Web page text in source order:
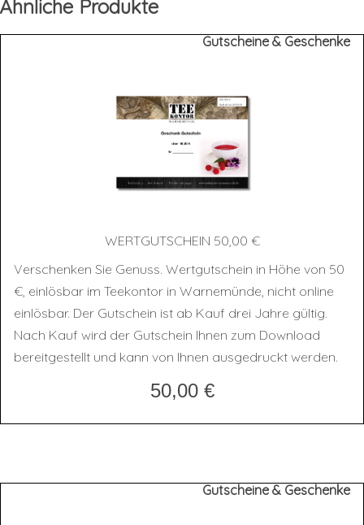
Ähnliche Produkte
Gutscheine & Geschenke
WERT­GUT­SCHEIN 50,00 €
Verschenken Sie Genuss. Wertgutschein in Höhe von 50
€, einlösbar im Teekontor in Warnemünde, nicht online
einlösbar. Der Gutschein ist ab Kauf drei Jahre gültig.
Nach Kauf wird der Gutschein Ihnen zum Download
bereitgestellt und kann von Ihnen ausgedruckt werden.
50,00 €
Gutscheine & Geschenke